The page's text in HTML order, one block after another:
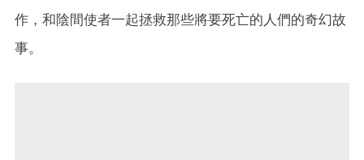
作，和陰間使者一起拯救那些將要死亡的人們的奇幻故
事。